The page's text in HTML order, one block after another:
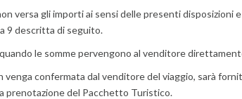
versa gli importi ai sensi delle presenti
9 descritta di seguito.
le somme pervengono al venditore
venga confermata dal venditore del viaggio, sarà
prenotazione del Pacchetto Turistico.